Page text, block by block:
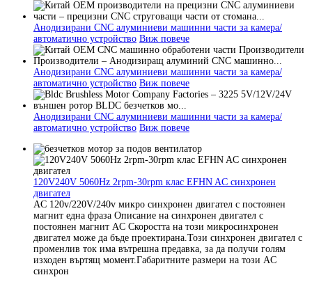
Анодизирани CNC алуминиеви машинни части за камера/
автоматично устройство Виж повече
Анодизирани CNC алуминиеви машинни части за камера/
автоматично устройство Виж повече
Анодизирани CNC алуминиеви машинни части за камера/
автоматично устройство Виж повече
120V240V 5060Hz 2rpm-30rpm клас EFHN AC синхронен
двигател
AC 120v/220V/240v микро синхронен двигател с постоянен
магнит една фраза Описание на синхронен двигател с
постоянен магнит AC Скоростта на този микросинхронен
двигател може да бъде проектирана.Този синхронен двигател с
променлив ток има вътрешна предавка, за да получи голям
изходен въртящ момент.Габаритните размери на този AC
синхрон